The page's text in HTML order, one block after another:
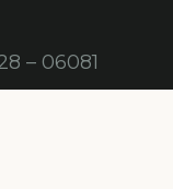
– 06081